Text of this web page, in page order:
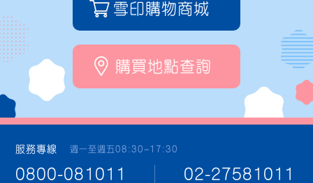
雪印購物商城
購買地點查詢
服務專線
0800-081011 02-27581011
週一至週五08:30~17:30